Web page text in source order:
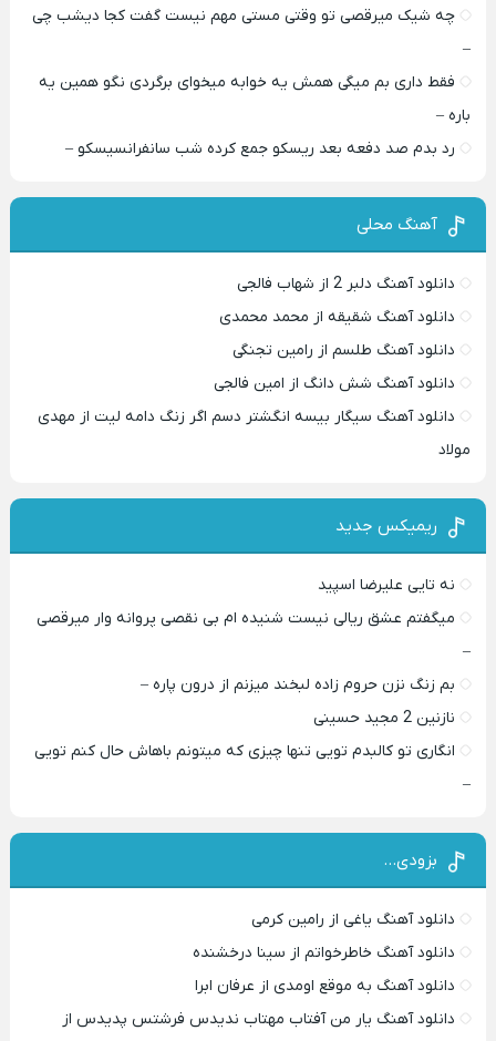
چه شیک میرقصی تو وقتی مستی مهم نیست گفت کجا دیشب چی
–
فقط داری بم میگی همش یه خوابه میخوای برگردی نگو همین یه
باره –
رد بدم صد دفعه بعد ریسکو جمع کرده شب سانفرانسیسکو –
آهنگ محلی
دانلود آهنگ دلبر 2 از شهاب فالجی
دانلود آهنگ شقیقه از محمد محمدی
دانلود آهنگ طلسم از رامین تجنگی
دانلود آهنگ شش دانگ از امین فالجی
دانلود آهنگ سیگار بیسه انگشتر دسم اگر زنگ دامه لیت از مهدی
مولاد
ریمیکس جدید
نه تایی علیرضا اسپید
میگفتم عشق ریالی نیست شنیده ام بی نقصی پروانه وار میرقصی
–
بم زنگ نزن حروم زاده لبخند میزنم از درون پاره –
نازنین 2 مجید حسینی
انگاری تو کالبدم تویی تنها چیزی که میتونم باهاش حال کنم تویی
–
بزودی…
دانلود آهنگ یاغی از رامین کرمی
دانلود آهنگ خاطرخواتم از سینا درخشنده
دانلود آهنگ به موقع اومدی از عرفان ابرا
دانلود آهنگ یار من آفتاب مهتاب ندیدس فرشتس پدیدس از